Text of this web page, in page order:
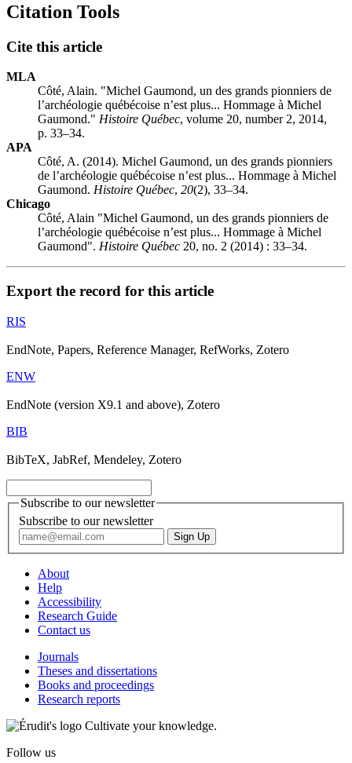
Citation Tools
Cite this article
MLA
Côté, Alain. "Michel Gaumond, un des grands pionniers de
l’archéologie québécoise n’est plus... Hommage à Michel
Gaumond." Histoire Québec, volume 20, number 2, 2014,
p. 33–34.
APA
Côté, A. (2014). Michel Gaumond, un des grands pionniers
de l’archéologie québécoise n’est plus... Hommage à Michel
Gaumond. Histoire Québec, 20(2), 33–34.
Chicago
Côté, Alain "Michel Gaumond, un des grands pionniers de
l’archéologie québécoise n’est plus... Hommage à Michel
Gaumond". Histoire Québec 20, no. 2 (2014) : 33–34.
Export the record for this article
RIS
EndNote, Papers, Reference Manager, RefWorks, Zotero
ENW
EndNote (version X9.1 and above), Zotero
BIB
BibTeX, JabRef, Mendeley, Zotero
Subscribe to our newsletter
Subscribe to our newsletter
About
Help
Accessibility
Research Guide
Contact us
Journals
Theses and dissertations
Books and proceedings
Research reports
Cultivate your knowledge.
Follow us